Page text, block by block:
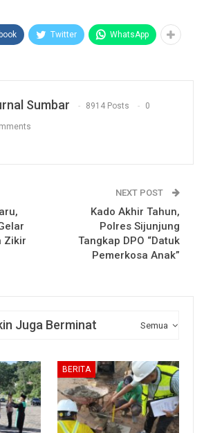
Twitter WhatsApp
Sumbar 8914 Posts 0
Zikir
NEXT POST
Kado Akhir Tahun,
Polres Sijunjung
Tangkap DPO “Datuk
Pemerkosa Anak”
Semua
Juga Berminat
BERITA